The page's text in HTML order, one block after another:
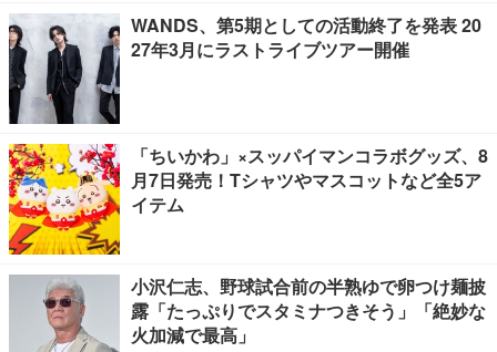
WANDS、第5期としての活動終了を発表 20
27年3月にラストライブツアー開催
「ちいかわ」×スッパイマンコラボグッズ、8
月7日発売！Tシャツやマスコットなど全5ア
イテム
小沢仁志、野球試合前の半熟ゆで卵つけ麺披
露「たっぷりでスタミナつきそう」「絶妙な
火加減で最高」